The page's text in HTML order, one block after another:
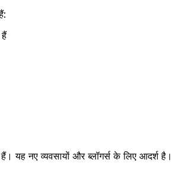
हैं
यह नए व्यवसायों और ब्लॉगर्स के लिए आदर्श है।